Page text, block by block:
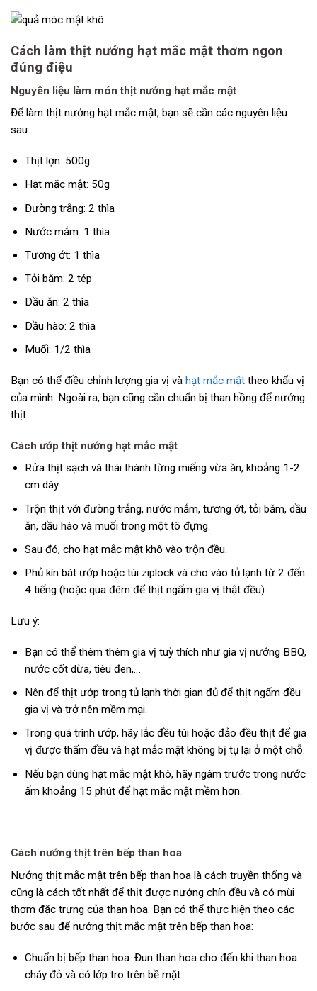
Cách làm thịt nướng hạt mắc mật thơm ngon
đúng điệu
Nguyên liệu làm món thịt nướng hạt mắc mật
Để làm thịt nướng hạt mắc mật, bạn sẽ cần các nguyên liệu
sau:
Thịt lợn: 500g
Hạt mắc mật: 50g
Đường trắng: 2 thìa
Nước mắm: 1 thìa
Tương ớt: 1 thìa
Tỏi băm: 2 tép
Dầu ăn: 2 thìa
Dầu hào: 2 thìa
Muối: 1/2 thìa
Bạn có thể điều chỉnh lượng gia vị và hạt mắc mật theo khẩu vị
của mình. Ngoài ra, bạn cũng cần chuẩn bị than hồng để nướng
thịt.
Cách ướp thịt nướng hạt mắc mật
Rửa thịt sạch và thái thành từng miếng vừa ăn, khoảng 1-2
cm dày.
Trộn thịt với đường trắng, nước mắm, tương ớt, tỏi băm, dầu
ăn, dầu hào và muối trong một tô đựng.
Sau đó, cho hạt mắc mật khô vào trộn đều.
Phủ kín bát ướp hoặc túi ziplock và cho vào tủ lạnh từ 2 đến
4 tiếng (hoặc qua đêm để thịt ngấm gia vị thật đều).
Lưu ý:
Bạn có thể thêm thêm gia vị tuỳ thích như gia vị nướng BBQ,
nước cốt dừa, tiêu đen,…
Nên để thịt ướp trong tủ lạnh thời gian đủ để thịt ngấm đều
gia vị và trở nên mềm mại.
Trong quá trình ướp, hãy lắc đều túi hoặc đảo đều thịt để gia
vị được thấm đều và hạt mắc mật không bị tụ lại ở một chỗ.
Nếu bạn dùng hạt mắc mật khô, hãy ngâm trước trong nước
ấm khoảng 15 phút để hạt mắc mật mềm hơn.
Cách nướng thịt trên bếp than hoa
Nướng thịt mắc mật trên bếp than hoa là cách truyền thống và
cũng là cách tốt nhất để thịt được nướng chín đều và có mùi
thơm đặc trưng của than hoa. Bạn có thể thực hiện theo các
bước sau để nướng thịt mắc mật trên bếp than hoa:
Chuẩn bị bếp than hoa: Đun than hoa cho đến khi than hoa
cháy đỏ và có lớp tro trên bề mặt.